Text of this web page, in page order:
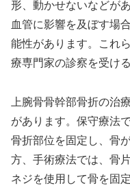
形、動かせないなどが
血管に影響を及ぼす場
能性があります。これ
療専門家の診察を受け
上腕骨骨幹部骨折の治
があります。保守療法
骨折部位を固定し、骨
方、手術療法では、骨
ネジを使用して骨を固